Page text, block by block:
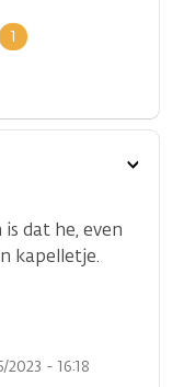
1
is dat he, even
kapelletje.
- 16:18
Toon